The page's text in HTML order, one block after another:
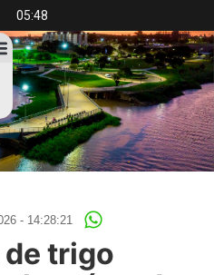
05:48
- 14:28:21
de trigo